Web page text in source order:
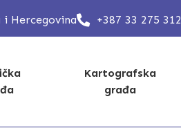
i Hercegovina +387 33 275 312
Kartografska
građa